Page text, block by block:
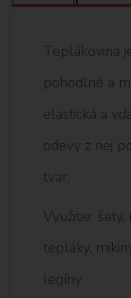
Teplákovina
pohodlné a
elastická a
odevy z nej
tvar.
Využitie: šaty,
tepláky,
legíny